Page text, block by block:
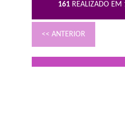
161 REALIZADO EM
<< ANTERIOR